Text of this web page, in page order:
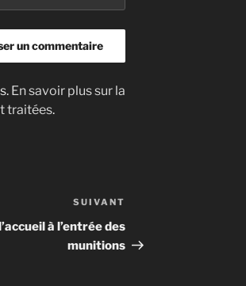
En savoir plus sur la
traitées.
suivant
SUIVANT
à l’entrée des
munitions